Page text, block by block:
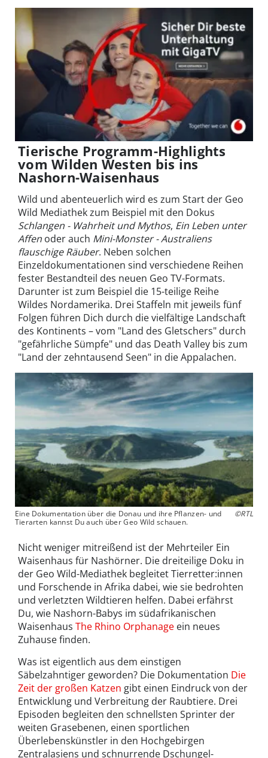
Tierische Programm-Highlights
vom Wilden Westen bis ins
Nashorn-Waisenhaus
Wild und abenteuerlich wird es zum Start der Geo
Wild Mediathek zum Beispiel mit den Dokus
Schlangen - Wahrheit und Mythos, Ein Leben unter
Affen oder auch Mini-Monster - Australiens
flauschige Räuber. Neben solchen
Einzeldokumentationen sind verschiedene Reihen
fester Bestandteil des neuen Geo TV-Formats.
Darunter ist zum Beispiel die 15-teilige Reihe
Wildes Nordamerika. Drei Staffeln mit jeweils fünf
Folgen führen Dich durch die vielfältige Landschaft
des Kontinents – vom "Land des Gletschers" durch
"gefährliche Sümpfe" und das Death Valley bis zum
"Land der zehntausend Seen" in die Appalachen.
Eine Dokumentation über die Donau und ihre Pflanzen- und
Tierarten kannst Du auch über Geo Wild schauen.
©RTL
Nicht weniger mitreißend ist der Mehrteiler Ein
Waisenhaus für Nashörner. Die dreiteilige Doku in
der Geo Wild-Mediathek begleitet Tierretter:innen
und Forschende in Afrika dabei, wie sie bedrohten
und verletzten Wildtieren helfen. Dabei erfährst
Du, wie Nashorn-Babys im südafrikanischen
Waisenhaus The Rhino Orphanage ein neues
Zuhause finden.
Was ist eigentlich aus dem einstigen
Säbelzahntiger geworden? Die Dokumentation Die
Zeit der großen Katzen gibt einen Eindruck von der
Entwicklung und Verbreitung der Raubtiere. Drei
Episoden begleiten den schnellsten Sprinter der
weiten Grasebenen, einen sportlichen
Überlebenskünstler in den Hochgebirgen
Zentralasiens und schnurrende Dschungel-